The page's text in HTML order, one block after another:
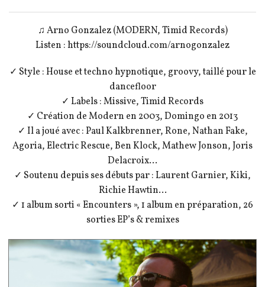
♫ Arno Gonzalez (MODERN, Timid Records)
Listen : https://soundcloud.com/arnogonzalez
✓ Style : House et techno hypnotique, groovy, taillé pour le
dancefloor
✓ Labels : Missive, Timid Records
✓ Création de Modern en 2003, Domingo en 2013
✓ Il a joué avec : Paul Kalkbrenner, Rone, Nathan Fake,
Agoria, Electric Rescue, Ben Klock, Mathew Jonson, Joris
Delacroix…
✓ Soutenu depuis ses débuts par : Laurent Garnier, Kiki,
Richie Hawtin…
✓ 1 album sorti « Encounters », 1 album en préparation, 26
sorties EP’s & remixes